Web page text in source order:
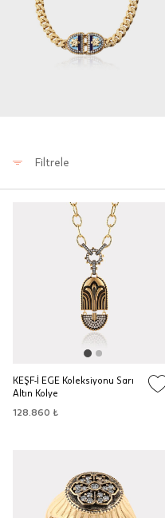
Filtrele
KEŞF-İ EGE Koleksiyonu Sarı
Altın Kolye
128.860 ₺